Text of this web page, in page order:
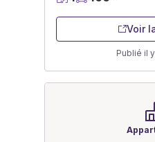
Voir
Publié il